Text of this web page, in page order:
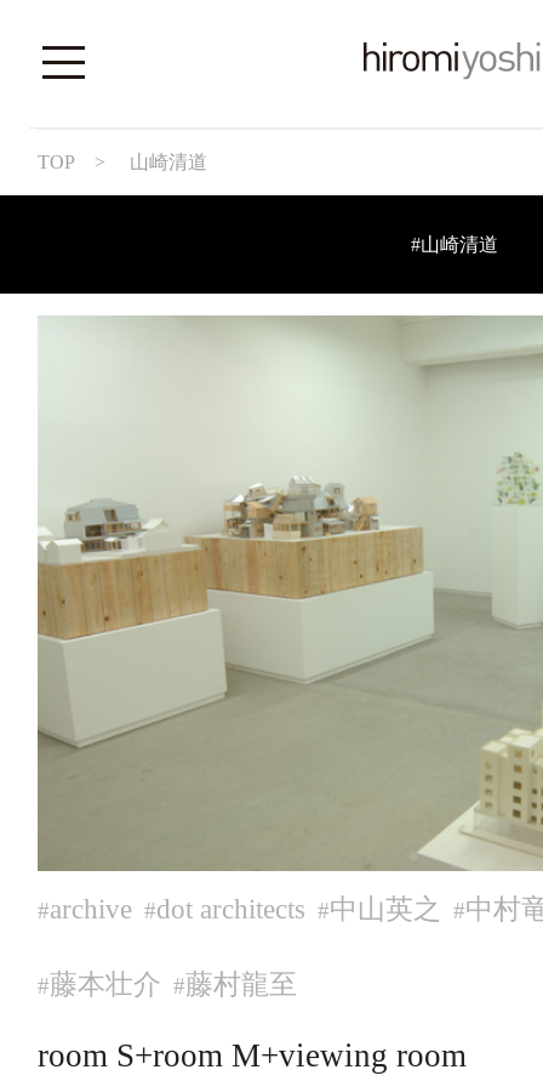
TOP > 山崎清道
#山崎清道
#archive #dot architects #中山英之 #中村
#藤本壮介 #藤村龍至
room S+room M+viewing room